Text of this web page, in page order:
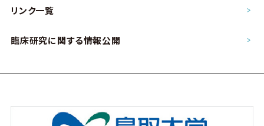
リンク一覧
臨床研究に関する情報公開